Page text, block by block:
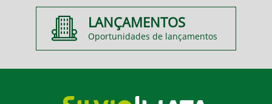
LANÇAMENTOS
Oportunidades de lançamentos